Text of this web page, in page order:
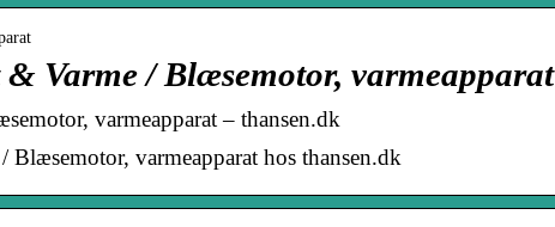
Varme / Blæsemotor, varmeapparat
varmeapparat – thansen.dk
varmeapparat hos thansen.dk